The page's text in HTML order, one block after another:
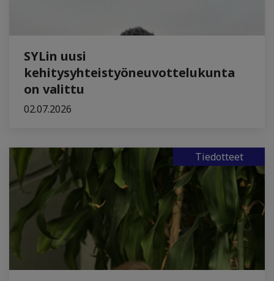
SYLin uusi
kehitysyhteistyöneuvottelukunta
on valittu
02.07.2026
Tiedotteet